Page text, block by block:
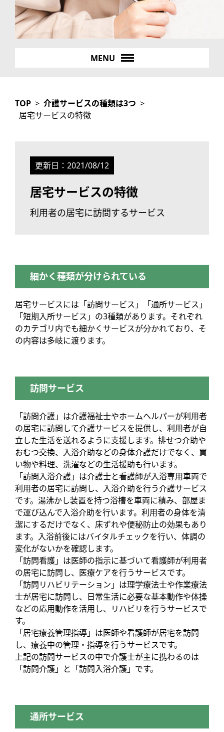
MENU
TOP > 介護サービスの種類は3つ >
居宅サービスの特徴
更新日： 2021/08/12
居宅サービスの特徴
利用者の居宅に訪問するサービス
細かく種類が分けられている
居宅サービスには「訪問サービス」「通所サービス」
「短期入所サービス」の3種類があります。それぞれ
のカテゴリ内でも細かくサービスが分かれており、そ
の内容は多岐に渡ります。
訪問サービス
「訪問介護」は介護福祉士やホームヘルパーが利用者
の居宅に訪問して介護サービスを提供し、利用者が自
立した生活を送れるように支援します。排せつ介助や
おむつ交換、入浴介助などの身体介護だけでなく、買
い物や料理、洗濯などの生活援助も行います。
「訪問入浴介護」は介護士と看護師が入浴専用車両で
利用者の居宅に訪問し、入浴介助を行う介護サービス
です。湯沸かし装置を持つ浴槽を車両に積み、部屋ま
で運び込んで入浴介助を行います。利用者の身体を清
潔にするだけでなく、床ずれや便秘防止の効果もあり
ます。入浴前後にはバイタルチェックを行い、体調の
変化がないかを確認します。
「訪問看護」は医師の指示に基づいて看護師が利用者
の居宅に訪問し、医療ケアを行うサービスです。
「訪問リハビリテーション」は理学療法士や作業療法
士が居宅に訪問し、日常生活に必要な基本動作や体操
などの応用動作を活用し、リハビリを行うサービスで
す。
「居宅療養管理指導」は医師や看護師が居宅を訪問
し、療養中の管理・指導を行うサービスです。
上記の訪問サービスの中で介護士が主に携わるのは
「訪問介護」と「訪問入浴介護」です。
通所サービス